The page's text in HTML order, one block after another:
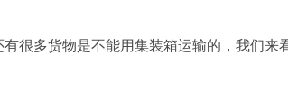
很多货物是不能用集装箱运输的，我们来